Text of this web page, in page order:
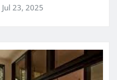
Jul 23, 2025